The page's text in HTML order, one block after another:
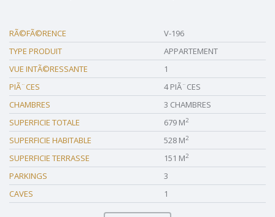
RÃ©FÃ©RENCE
V-196
TYPE PRODUIT
APPARTEMENT
VUE INTÃ©RESSANTE
1
PIÃ¨CES
4 PIÃ¨CES
CHAMBRES
3 CHAMBRES
SUPERFICIE TOTALE
679 M2
SUPERFICIE HABITABLE 528 M2
SUPERFICIE TERRASSE 151 M2
PARKINGS
3
CAVES
1